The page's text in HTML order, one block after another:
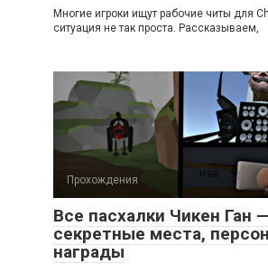
Многие игроки ищут рабочие читы для
ситуация не так проста. Рассказываем,
Прохождения
Все пасхалки Чикен Ган —
секретные места,
награды